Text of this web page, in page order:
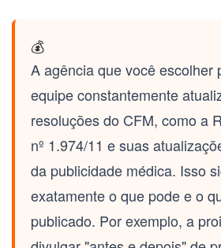
💰
A agência que você escolher
equipe constantemente
resoluções do CFM, como a
nº 1.974/11 e suas
da publicidade médica. Isso
exatamente o que pode e o
publicado. Por exemplo, a